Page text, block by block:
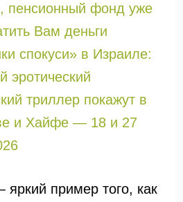
пенсионный фонд уже
Вам деньги
спокуси» в Израиле:
эротический
триллер покажут в
и Хайфе — 18 и 27
пример того, как